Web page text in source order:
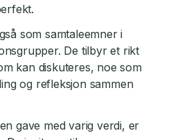
som samtaleemner i
De tilbyr et rikt
kan diskuteres, noe som
og refleksjon sammen
gave med varig verdi, er